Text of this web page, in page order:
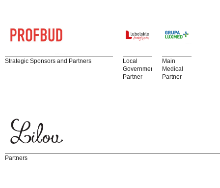
Strategic Sponsors and Partners
Local
Government
Partner
Main
Medical
Partner
Partners